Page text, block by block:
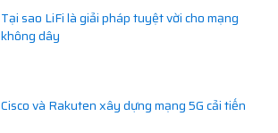
Tại sao LiFi là giải pháp tuyệt vời cho mạng
không dây
Cisco và Rakuten xây dựng mạng 5G cải tiến